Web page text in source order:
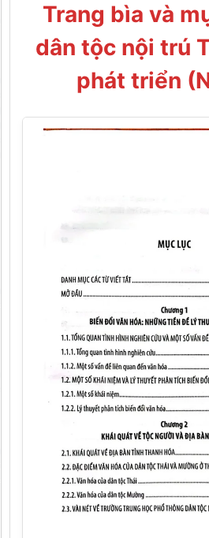
Trang bìa và
dân tộc nội trú
phát triển